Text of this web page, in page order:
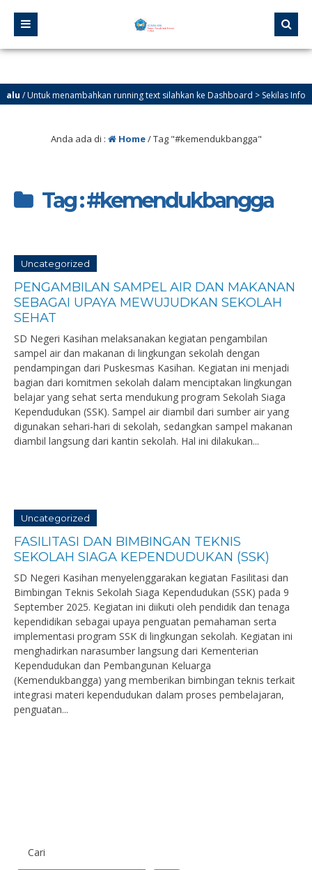
/ Untuk menambahkan running text silahkan ke Dashboard > Sekilas Info
Anda ada di : Home/Tag "#kemendukbangga"
Tag : #kemendukbangga
Uncategorized
PENGAMBILAN SAMPEL AIR DAN MAKANAN
SEBAGAI UPAYA MEWUJUDKAN SEKOLAH
SEHAT
SD Negeri Kasihan melaksanakan kegiatan pengambilan
sampel air dan makanan di lingkungan sekolah dengan
pendampingan dari Puskesmas Kasihan. Kegiatan ini menjadi
bagian dari komitmen sekolah dalam menciptakan lingkungan
belajar yang sehat serta mendukung program Sekolah Siaga
Kependudukan (SSK). Sampel air diambil dari sumber air yang
digunakan sehari-hari di sekolah, sedangkan sampel makanan
diambil langsung dari kantin sekolah. Hal ini dilakukan...
Uncategorized
FASILITASI DAN BIMBINGAN TEKNIS
SEKOLAH SIAGA KEPENDUDUKAN (SSK)
SD Negeri Kasihan menyelenggarakan kegiatan Fasilitasi dan
Bimbingan Teknis Sekolah Siaga Kependudukan (SSK) pada 9
September 2025. Kegiatan ini diikuti oleh pendidik dan tenaga
kependidikan sebagai upaya penguatan pemahaman serta
implementasi program SSK di lingkungan sekolah. Kegiatan ini
menghadirkan narasumber langsung dari Kementerian
Kependudukan dan Pembangunan Keluarga
(Kemendukbangga) yang memberikan bimbingan teknis terkait
integrasi materi kependudukan dalam proses pembelajaran,
penguatan...
Cari